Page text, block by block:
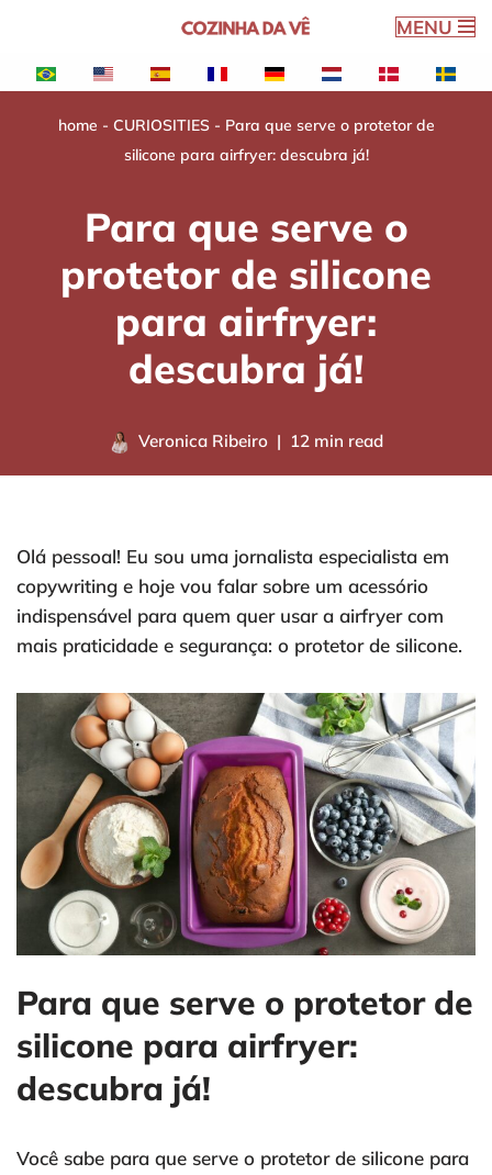
to
content
MENU
home - CURIOSITIES- Para que serve o protetor de
silicone para airfryer: descubra já!
Para que serve o
protetor de silicone
para airfryer:
descubra já!
Veronica Ribeiro 12 min read
Olá pessoal! Eu sou uma jornalista especialista em
copywriting e hoje vou falar sobre um acessório
indispensável para quem quer usar a airfryer com
mais praticidade e segurança: o protetor de silicone.
Para que serve o protetor de
silicone para airfryer:
descubra já!
Você sabe para que serve o protetor de silicone para